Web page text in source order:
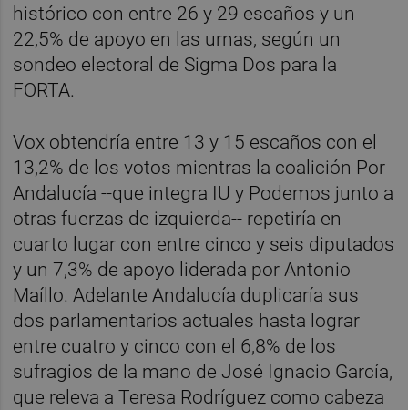
histórico con entre 26 y 29 escaños y un
22,5% de apoyo en las urnas, según un
sondeo electoral de Sigma Dos para la
FORTA.
Vox obtendría entre 13 y 15 escaños con el
13,2% de los votos mientras la coalición Por
Andalucía --que integra IU y Podemos junto a
otras fuerzas de izquierda-- repetiría en
cuarto lugar con entre cinco y seis diputados
y un 7,3% de apoyo liderada por Antonio
Maíllo. Adelante Andalucía duplicaría sus
dos parlamentarios actuales hasta lograr
entre cuatro y cinco con el 6,8% de los
sufragios de la mano de José Ignacio García,
que releva a Teresa Rodríguez como cabeza